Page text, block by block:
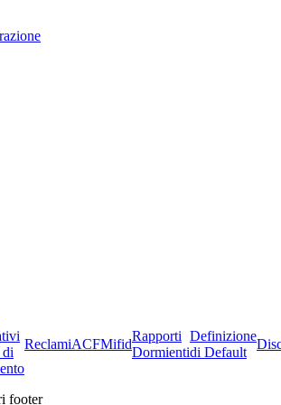
di
ReclamiACFMifid
Rapporti
Dormienti
Definizione
di Default